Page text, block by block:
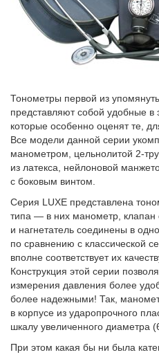
Тонометры первой из
представляют собой удобные в
которые особенно оценят те,
Все модели данной серии
манометром, цельнолитой 2-
из латекса, нейлоновой
с боковым винтом.
Серия LUXE представлена
типа — в них манометр, клапан
и нагнетатель соединены в
по сравнению с классической
вполне соответствует их
Конструкция этой серии
измерения давления более
более надежными! Так,
в корпусе из ударопрочного
шкалу увеличенного диаметра
При этом какая бы ни была